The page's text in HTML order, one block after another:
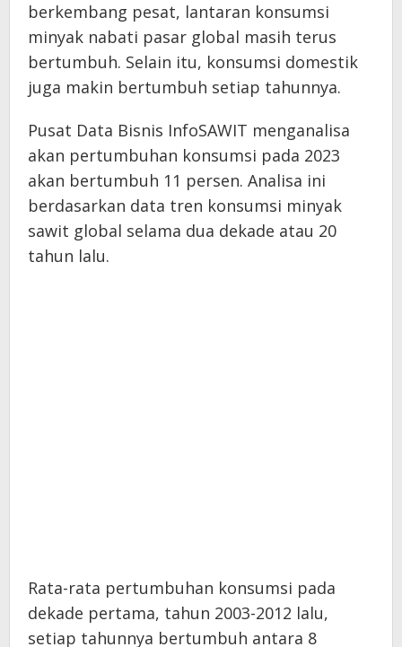
berkembang pesat, lantaran konsumsi
minyak nabati pasar global masih terus
bertumbuh. Selain itu, konsumsi domestik
juga makin bertumbuh setiap tahunnya.
Pusat Data Bisnis InfoSAWIT menganalisa
akan pertumbuhan konsumsi pada 2023
akan bertumbuh 11 persen. Analisa ini
berdasarkan data tren konsumsi minyak
sawit global selama dua dekade atau 20
tahun lalu.
Rata-rata pertumbuhan konsumsi pada
dekade pertama, tahun 2003-2012 lalu,
setiap tahunnya bertumbuh antara 8